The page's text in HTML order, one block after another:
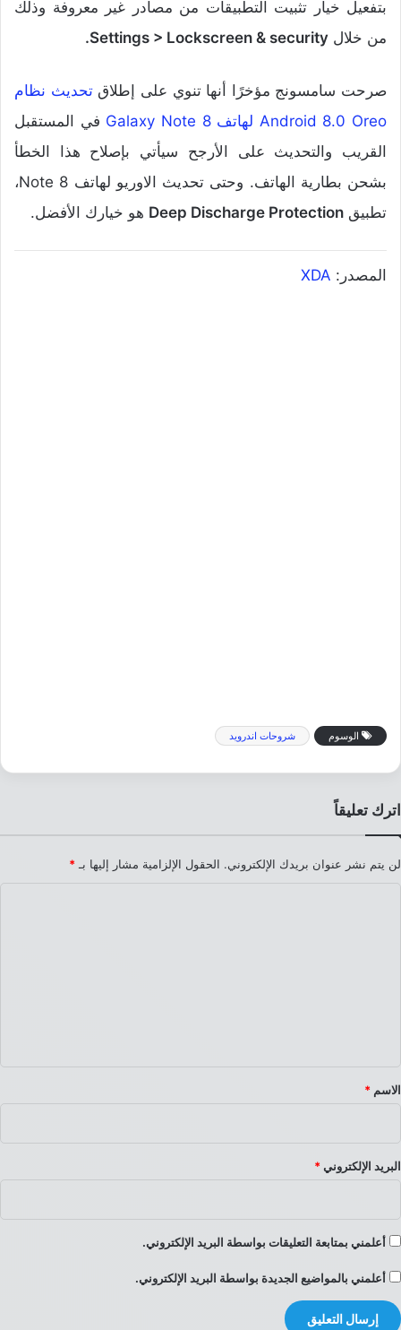
بتفعيل خيار تثبيت التطبيقات من مصادر غير معروفة وذلك
من خلال
Settings > Lockscreen & security
.
صرحت سامسونج مؤخرًا أنها تنوي على إطلاقتحديث نظام
Android 8.0 Oreo لهاتف Galaxy Note 8
في المستقبل
القريب والتحديث على الأرجح سيأتي بإصلاح هذا الخطأ
بشحن بطارية الهاتف. وحتى تحديث الاوريو لهاتف Note 8،
تطبيق Deep Discharge Protection هو خيارك الأفضل.
المصدر: XDA
الوسوم شروحات اندرويد
اترك تعليقاً
لن يتم نشر عنوان بريدك الإلكتروني. الحقول الإلزامية مشار إليها بـ *
*
الاسم *
البريد الإلكتروني *
أعلمني بمتابعة التعليقات بواسطة البريد الإلكتروني.
أعلمني بالمواضيع الجديدة بواسطة البريد الإلكتروني.